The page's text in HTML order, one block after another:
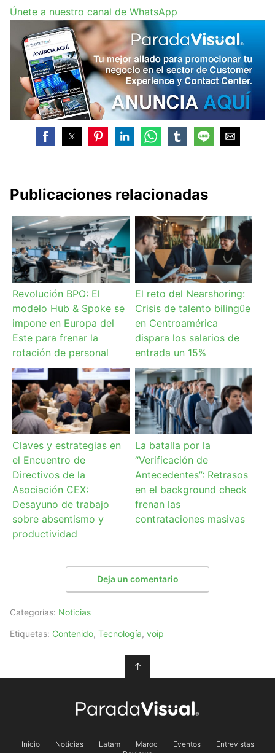
Únete a nuestro canal de WhatsApp
Publicaciones relacionadas
Revolución BPO: El
modelo Hub & Spoke se
impone en Europa del
Este para frenar la
rotación de personal
El reto del Nearshoring:
Crisis de talento bilingüe
en Centroamérica
dispara los salarios de
entrada un 15%
Claves y estrategias en
el Encuentro de
Directivos de la
Asociación CEX:
Desayuno de trabajo
sobre absentismo y
productividad
La batalla por la
“Verificación de
Antecedentes”: Retrasos
en el background check
frenan las
contrataciones masivas
Deja un comentario
Categorías: Noticias
Etiquetas: Contenido, Tecnología, voip
↑
Inicio Noticias Latam Maroc Eventos
Entrevistas